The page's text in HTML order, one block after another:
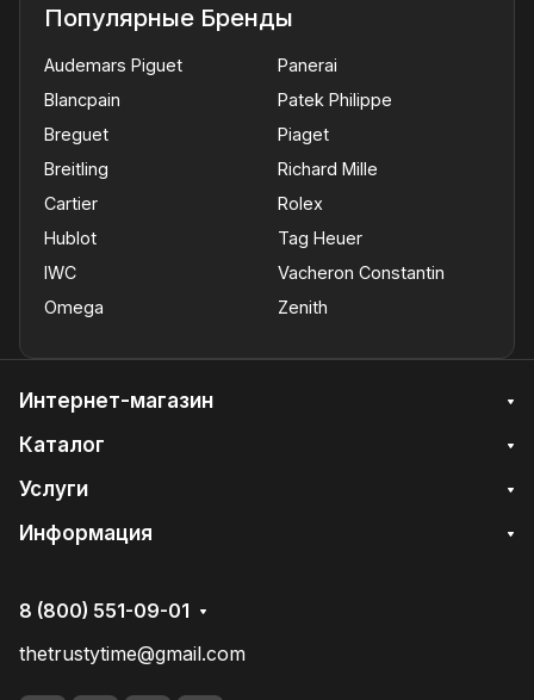
Популярные Бренды
Audemars Piguet
Blancpain
Breguet
Breitling
Cartier
Hublot
IWC
Omega
Panerai
Patek Philippe
Piaget
Richard Mille
Rolex
Tag Heuer
Vacheron Constantin
Zenith
Интернет-магазин
Каталог
Услуги
Информация
8 (800) 551-09-01
thetrustytime@gmail.com